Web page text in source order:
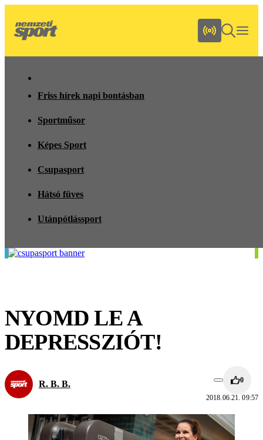
Friss hírek napi bontásban
Sportműsor
Képes Sport
Csupasport
Hátsó füves
Utánpótlássport
NYOMD LE A
DEPRESSZIÓT!
R. B. B. 0
2018.06.21. 09:57